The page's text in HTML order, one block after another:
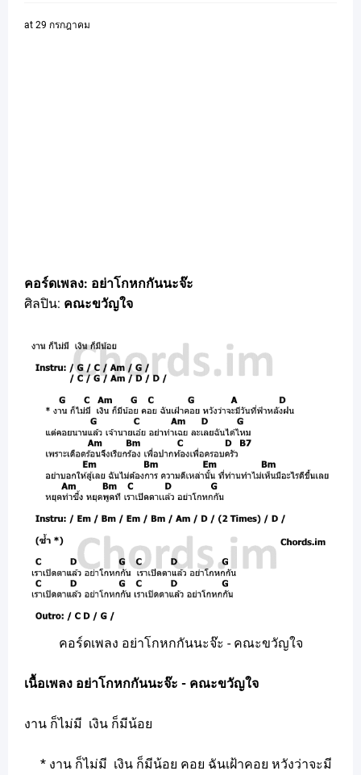
at 29 กรกฎาคม
คอร์ดเพลง: อย่าโกหกกันนะจ๊ะ
ศิลปิน: คณะขวัญใจ
คอร์ดเพลง อย่าโกหกกันนะจ๊ะ - คณะขวัญใจ
เนื้อเพลง อย่าโกหกกันนะจ๊ะ - คณะขวัญใจ
งาน ก็ไม่มี เงิน ก็มีน้อย
* งาน ก็ไม่มี เงิน ก็มีน้อย คอย ฉันเฝ้าคอย หวังว่าจะมี